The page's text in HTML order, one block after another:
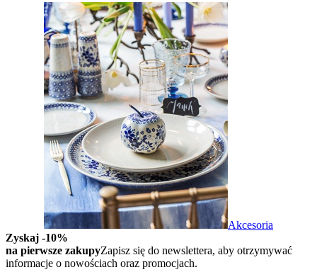
Akcesoria
Zyskaj -10%
na pierwsze zakupyZapisz się do newslettera, aby otrzymywać
informacje o nowościach oraz promocjach.